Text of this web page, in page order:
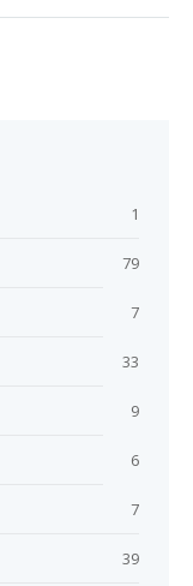
1
79
7
33
9
6
7
39